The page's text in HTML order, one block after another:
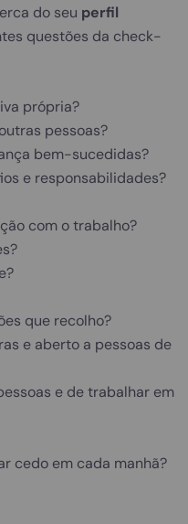
do seu perfil
questões da check-
própria?
pessoas?
bem-sucedidas?
e responsabilidades?
com o trabalho?
que recolho?
e aberto a pessoas de
e de trabalhar em
cedo em cada manhã?